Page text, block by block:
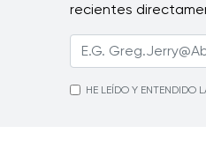
recientes
HE LEÍDO Y ENTENDIDO